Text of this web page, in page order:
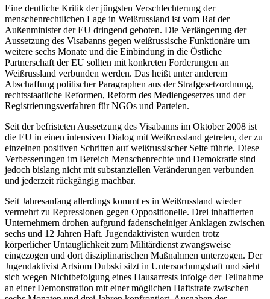
Eine deutliche Kritik der jüngsten Verschlechterung der
menschenrechtlichen Lage in Weißrussland ist vom Rat der
Außenminister der EU dringend geboten. Die Verlängerung der
Aussetzung des Visabanns gegen weißrussische Funktionäre um
weitere sechs Monate und die Einbindung in die Östliche
Partnerschaft der EU sollten mit konkreten Forderungen an
Weißrussland verbunden werden. Das heißt unter anderem
Abschaffung politischer Paragraphen aus der Strafgesetzordnung,
rechtsstaatliche Reformen, Reform des Mediengesetzes und der
Registrierungsverfahren für NGOs und Parteien.
Seit der befristeten Aussetzung des Visabanns im Oktober 2008 ist
die EU in einen intensiven Dialog mit Weißrussland getreten, der zu
einzelnen positiven Schritten auf weißrussischer Seite führte. Diese
Verbesserungen im Bereich Menschenrechte und Demokratie sind
jedoch bislang nicht mit substanziellen Veränderungen verbunden
und jederzeit rückgängig machbar.
Seit Jahresanfang allerdings kommt es in Weißrussland wieder
vermehrt zu Repressionen gegen Oppositionelle. Drei inhaftierten
Unternehmern drohen aufgrund fadenscheiniger Anklagen zwischen
sechs und 12 Jahren Haft. Jugendaktivisten wurden trotz
körperlicher Untauglichkeit zum Militärdienst zwangsweise
eingezogen und dort disziplinarischen Maßnahmen unterzogen. Der
Jugendaktivist Artsiom Dubski sitzt in Untersuchungshaft und sieht
sich wegen Nichtbefolgung eines Hausarrests infolge der Teilnahme
an einer Demonstration mit einer möglichen Haftstrafe zwischen